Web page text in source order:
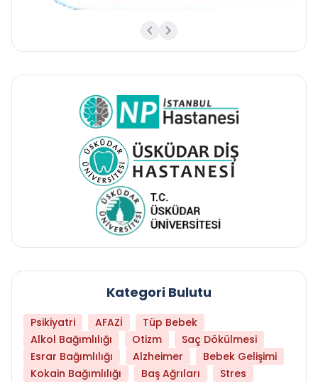
Kategori Bulutu
Psikiyatri AFAZİ
Tüp Bebek
Alkol Bağımlılığı
Otizm
Saç Dökülmesi
Esrar Bağımlılığı
Alzheimer
Bebek Gelişimi
Kokain Bağımlılığı
Baş Ağrıları
Stres